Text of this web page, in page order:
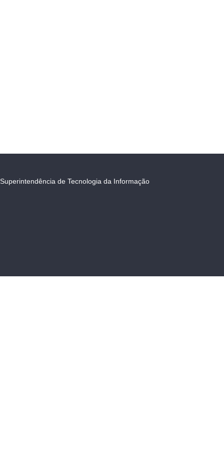
Superintendência de Tecnologia da Informação